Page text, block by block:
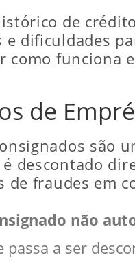
de
e dificuldades
como funciona
de
são
descontado
de fraudes em
não
passa a ser